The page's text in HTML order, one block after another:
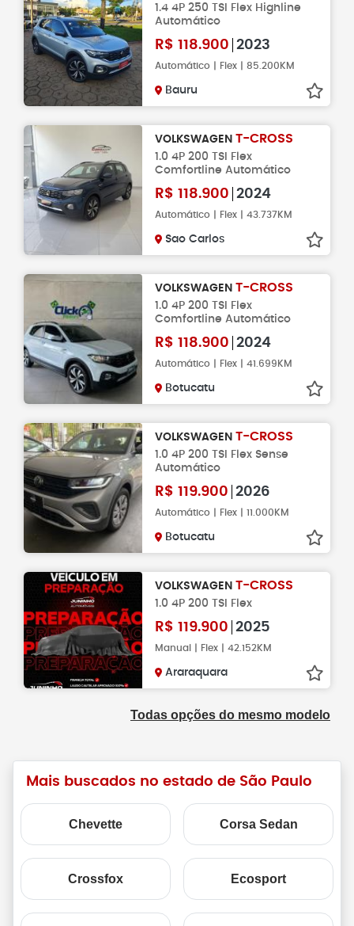
1.4 4P 250 TSI Flex Highline
Automático
R$ 118.900 2023
Automático | Flex | 85.200KM
Bauru
VOLKSWAGEN T-CROSS
1.0 4P 200 TSI Flex
Comfortline Automático
R$ 118.900 2024
Automático | Flex | 43.737KM
Sao Carlos
VOLKSWAGEN T-CROSS
1.0 4P 200 TSI Flex
Comfortline Automático
R$ 118.900 2024
Automático | Flex | 41.699KM
Botucatu
VOLKSWAGEN T-CROSS
1.0 4P 200 TSI Flex Sense
Automático
R$ 119.900 2026
Automático | Flex | 11.000KM
Botucatu
VOLKSWAGEN T-CROSS
1.0 4P 200 TSI Flex
R$ 119.900 2025
Manual | Flex | 42.152KM
Araraquara
Todas opções do mesmo modelo
Mais buscados no estado de São Paulo
Chevette Corsa Sedan
Crossfox Ecosport